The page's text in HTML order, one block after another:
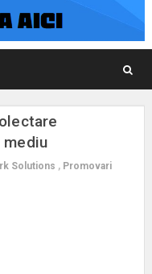
Solutions , Promovari